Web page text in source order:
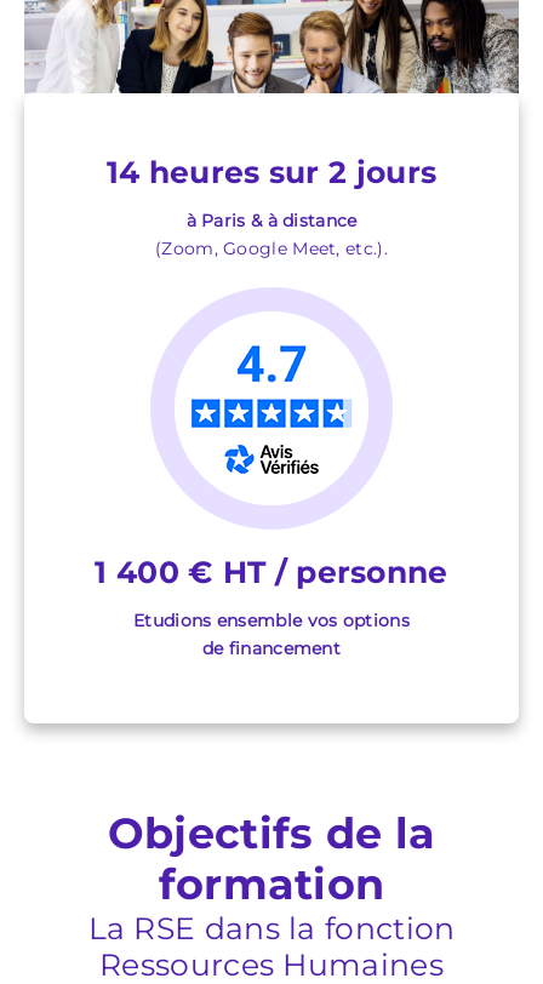
14 heures sur 2 jours
à Paris & à distance
(Zoom, Google Meet, etc.).
1 400 € HT / personne
Etudions ensemble vos options
de financement
Objectifs de la
formation
La RSE dans la fonction
Ressources Humaines